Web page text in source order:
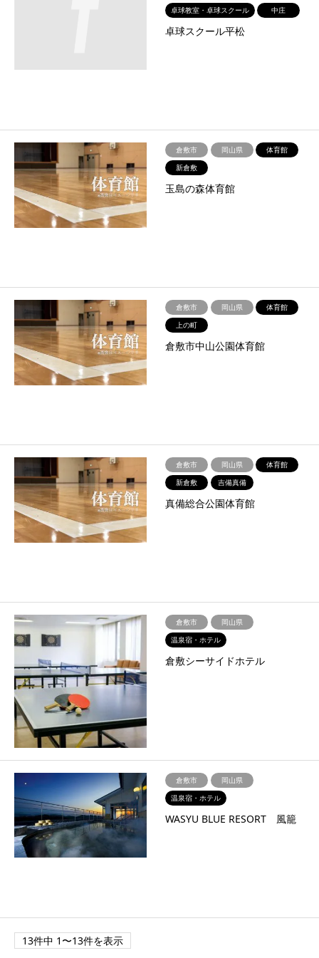
卓球教室・卓球スクール
中庄
卓球スクール平松
倉敷市 岡山県
体育館
新倉敷
玉島の森体育館
倉敷市 岡山県
体育館
上の町
倉敷市中山公園体育館
倉敷市 岡山県
体育館
新倉敷
吉備真備
真備総合公園体育館
倉敷市
岡山県
温泉宿・ホテル
倉敷シーサイドホテル
倉敷市
岡山県
温泉宿・ホテル
WASYU BLUE RESORT 風籠
13件中 1〜13件を表示